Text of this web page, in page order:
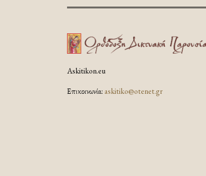
Askitikon.eu
Επικοινωνία:askitiko@otenet.gr